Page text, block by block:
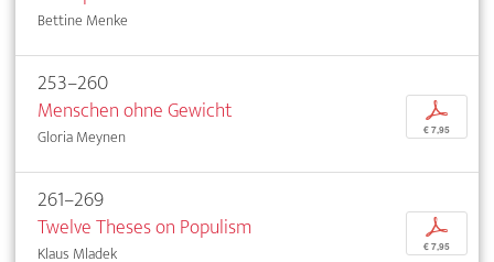
Bettine Menke
253–260
Menschen ohne Gewicht
Gloria Meynen
p
€ 7,95
261–269
Twelve Theses on Populism
Klaus Mladek
p
€ 7,95